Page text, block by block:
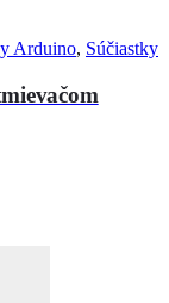
Arduino, Súčiastky